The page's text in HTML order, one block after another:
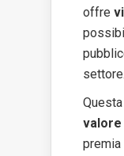
offre
settore.
valore
premia